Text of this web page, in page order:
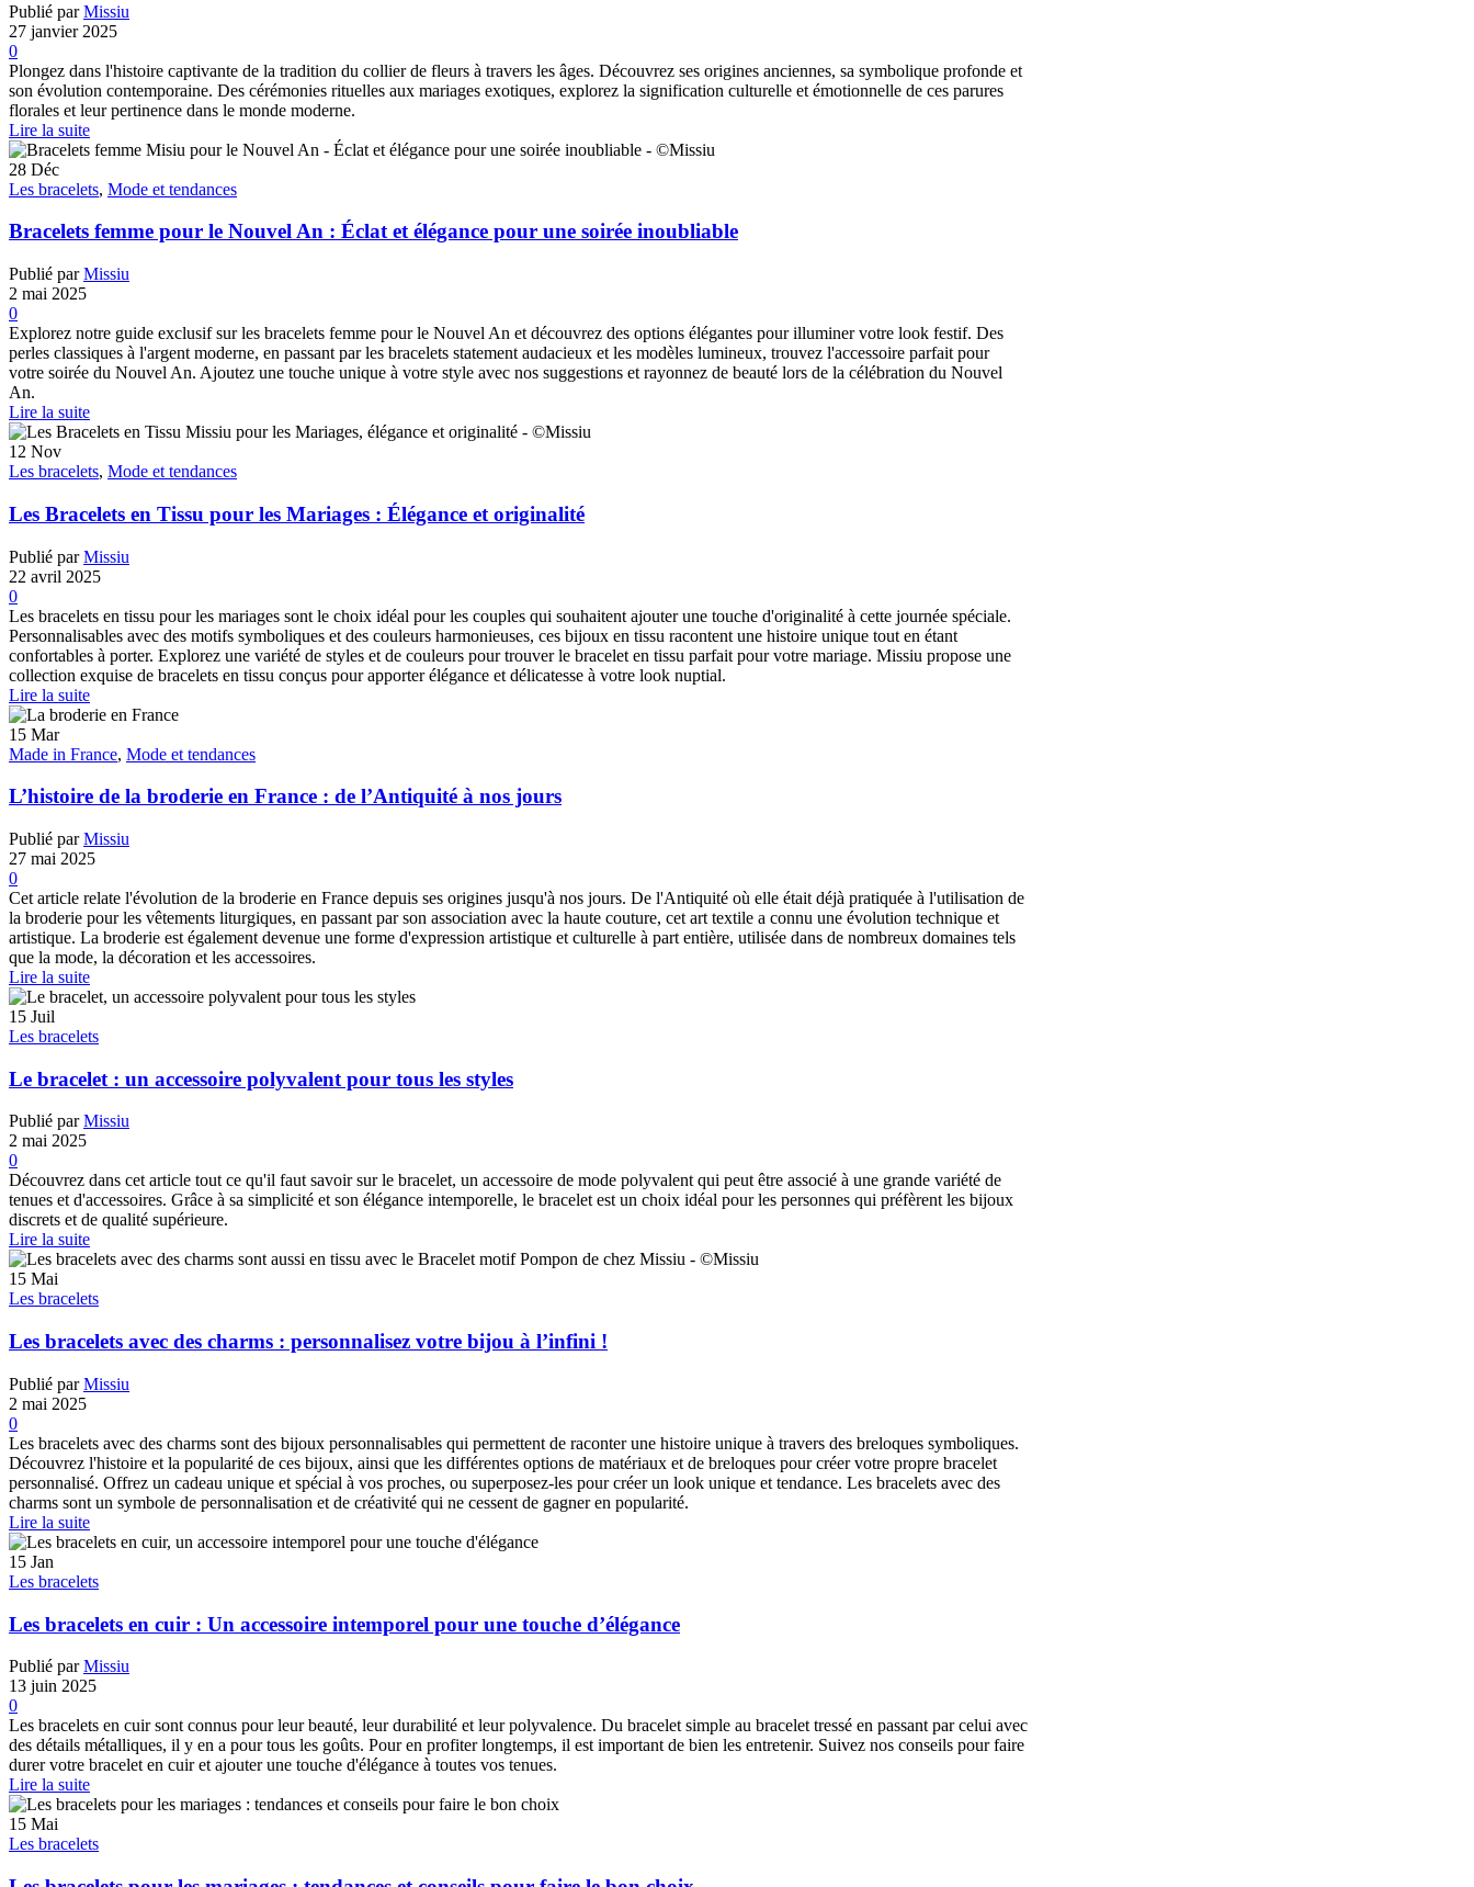
Publié parMissiu
27 janvier 2025
0
Plongez dans l'histoire captivante de la tradition du collier de fleurs à travers les âges. Découvrez ses origines anciennes, sa symbolique profonde et
son évolution contemporaine. Des cérémonies rituelles aux mariages exotiques, explorez la signification culturelle et émotionnelle de ces parures
florales et leur pertinence dans le monde moderne.
Lire la suite
28 Déc
Les bracelets, Mode et tendances
Bracelets femme pour le Nouvel An : Éclat et élégance pour une soirée inoubliable
Publié parMissiu
2 mai 2025
0
Explorez notre guide exclusif sur les bracelets femme pour le Nouvel An et découvrez des options élégantes pour illuminer votre look festif. Des
perles classiques à l'argent moderne, en passant par les bracelets statement audacieux et les modèles lumineux, trouvez l'accessoire parfait pour
votre soirée du Nouvel An. Ajoutez une touche unique à votre style avec nos suggestions et rayonnez de beauté lors de la célébration du Nouvel
An.
Lire la suite
12 Nov
Les bracelets, Mode et tendances
Les Bracelets en Tissu pour les Mariages : Élégance et originalité
Publié parMissiu
22 avril 2025
0
Les bracelets en tissu pour les mariages sont le choix idéal pour les couples qui souhaitent ajouter une touche d'originalité à cette journée spéciale.
Personnalisables avec des motifs symboliques et des couleurs harmonieuses, ces bijoux en tissu racontent une histoire unique tout en étant
confortables à porter. Explorez une variété de styles et de couleurs pour trouver le bracelet en tissu parfait pour votre mariage. Missiu propose une
collection exquise de bracelets en tissu conçus pour apporter élégance et délicatesse à votre look nuptial.
Lire la suite
15 Mar
Made in France, Mode et tendances
L’histoire de la broderie en France : de l’Antiquité à nos jours
Publié parMissiu
27 mai 2025
0
Cet article relate l'évolution de la broderie en France depuis ses origines jusqu'à nos jours. De l'Antiquité où elle était déjà pratiquée à l'utilisation de
la broderie pour les vêtements liturgiques, en passant par son association avec la haute couture, cet art textile a connu une évolution technique et
artistique. La broderie est également devenue une forme d'expression artistique et culturelle à part entière, utilisée dans de nombreux domaines tels
que la mode, la décoration et les accessoires.
Lire la suite
15 Juil
Les bracelets
Le bracelet : un accessoire polyvalent pour tous les styles
Publié parMissiu
2 mai 2025
0
Découvrez dans cet article tout ce qu'il faut savoir sur le bracelet, un accessoire de mode polyvalent qui peut être associé à une grande variété de
tenues et d'accessoires. Grâce à sa simplicité et son élégance intemporelle, le bracelet est un choix idéal pour les personnes qui préfèrent les bijoux
discrets et de qualité supérieure.
Lire la suite
15 Mai
Les bracelets
Les bracelets avec des charms : personnalisez votre bijou à l’infini !
Publié parMissiu
2 mai 2025
0
Les bracelets avec des charms sont des bijoux personnalisables qui permettent de raconter une histoire unique à travers des breloques symboliques.
Découvrez l'histoire et la popularité de ces bijoux, ainsi que les différentes options de matériaux et de breloques pour créer votre propre bracelet
personnalisé. Offrez un cadeau unique et spécial à vos proches, ou superposez-les pour créer un look unique et tendance. Les bracelets avec des
charms sont un symbole de personnalisation et de créativité qui ne cessent de gagner en popularité.
Lire la suite
15 Jan
Les bracelets
Les bracelets en cuir : Un accessoire intemporel pour une touche d’élégance
Publié parMissiu
13 juin 2025
0
Les bracelets en cuir sont connus pour leur beauté, leur durabilité et leur polyvalence. Du bracelet simple au bracelet tressé en passant par celui avec
des détails métalliques, il y en a pour tous les goûts. Pour en profiter longtemps, il est important de bien les entretenir. Suivez nos conseils pour faire
durer votre bracelet en cuir et ajouter une touche d'élégance à toutes vos tenues.
Lire la suite
15 Mai
Les bracelets